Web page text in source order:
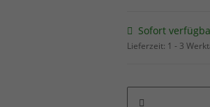
Sofort
Lieferzeit: 1 - 3